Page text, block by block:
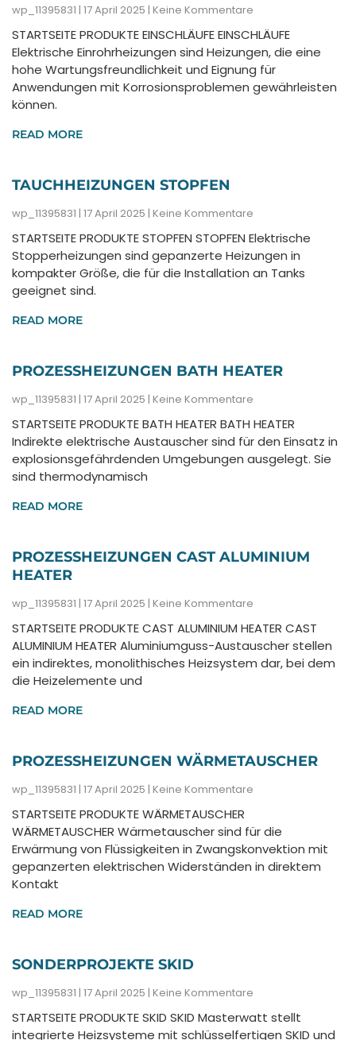
wp_11395831 17 April 2025 Keine Kommentare
STARTSEITE PRODUKTE EINSCHLÄUFE EINSCHLÄUFE
Elektrische Einrohrheizungen sind Heizungen, die eine
hohe Wartungsfreundlichkeit und Eignung für
Anwendungen mit Korrosionsproblemen gewährleisten
können.
READ MORE
TAUCHHEIZUNGEN STOPFEN
wp_11395831 17 April 2025 Keine Kommentare
STARTSEITE PRODUKTE STOPFEN STOPFEN Elektrische
Stopperheizungen sind gepanzerte Heizungen in
kompakter Größe, die für die Installation an Tanks
geeignet sind.
READ MORE
PROZESSHEIZUNGEN BATH HEATER
wp_11395831 17 April 2025 Keine Kommentare
STARTSEITE PRODUKTE BATH HEATER BATH HEATER
Indirekte elektrische Austauscher sind für den Einsatz in
explosionsgefährdenden Umgebungen ausgelegt. Sie
sind thermodynamisch
READ MORE
PROZESSHEIZUNGEN CAST ALUMINIUM
HEATER
wp_11395831 17 April 2025 Keine Kommentare
STARTSEITE PRODUKTE CAST ALUMINIUM HEATER CAST
ALUMINIUM HEATER Aluminiumguss-Austauscher stellen
ein indirektes, monolithisches Heizsystem dar, bei dem
die Heizelemente und
READ MORE
PROZESSHEIZUNGEN WÄRMETAUSCHER
wp_11395831 17 April 2025 Keine Kommentare
STARTSEITE PRODUKTE WÄRMETAUSCHER
WÄRMETAUSCHER Wärmetauscher sind für die
Erwärmung von Flüssigkeiten in Zwangskonvektion mit
gepanzerten elektrischen Widerständen in direktem
Kontakt
READ MORE
SONDERPROJEKTE SKID
wp_11395831 17 April 2025 Keine Kommentare
STARTSEITE PRODUKTE SKID SKID Masterwatt stellt
integrierte Heizsysteme mit schlüsselfertigen SKID und